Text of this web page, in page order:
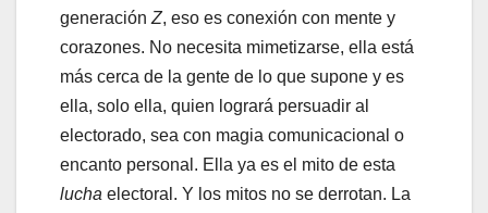
generación Z, eso es conexión con mente y
corazones. No necesita mimetizarse, ella está
más cerca de la gente de lo que supone y es
ella, solo ella, quien logrará persuadir al
electorado, sea con magia comunicacional o
encanto personal. Ella ya es el mito de esta
lucha electoral. Y los mitos no se derrotan. La